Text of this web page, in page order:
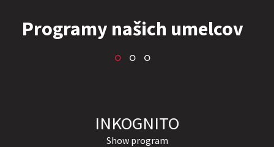
INKOGNITO
Show program
Programy našich umelcov